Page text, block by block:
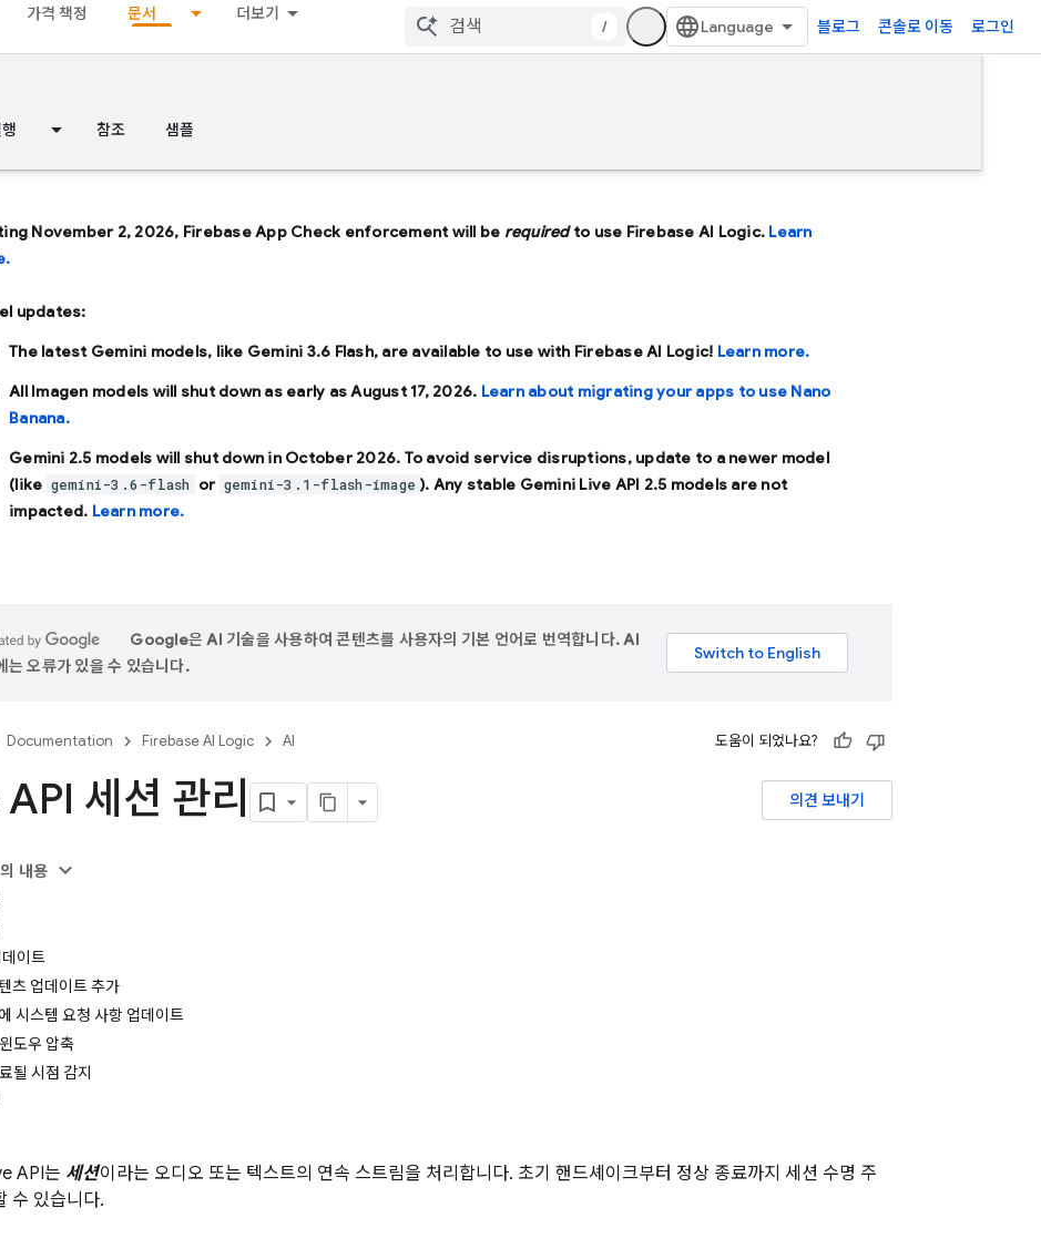
가격 책정 문서 더보기
/ 블로그 콘솔로 이동 로그인
참조 샘플
November 2, 2026, Firebase App Check enforcement will be requiredto use Firebase AI Logic. Learn
updates:
The latest Gemini models, like Gemini 3.6 Flash, are available to use with Firebase AI Logic! Learn more.
All Imagen models will shut down as early asAugust 17, 2026. Learn about migrating your apps to use Nano
Banana.
Gemini 2.5 models will shut down in October 2026. To avoid service disruptions, update to a newer model
(like gemini-3.6-flash or gemini-3.1-flash-image ). Any stable Gemini Live API 2.5 models are not
impacted. Learn more.
Google은 AI 기술을 사용하여 콘텐츠를 사용자의 기본 언어로 번역합니다. AI
는 오류가 있을 수 있습니다.
Documentation Firebase AI Logic AI 도움이 되었나요?
의견 보내기
API 세션 관리
의 내용
데이트
텐츠 업데이트 추가
에 시스템 요청 사항 업데이트
윈도우 압축
될 시점 감지
API는 세션이라는 오디오 또는 텍스트의 연속 스트림을 처리합니다. 초기 핸드셰이크부터 정상 종료까지 세션 수명 주
수 있습니다.